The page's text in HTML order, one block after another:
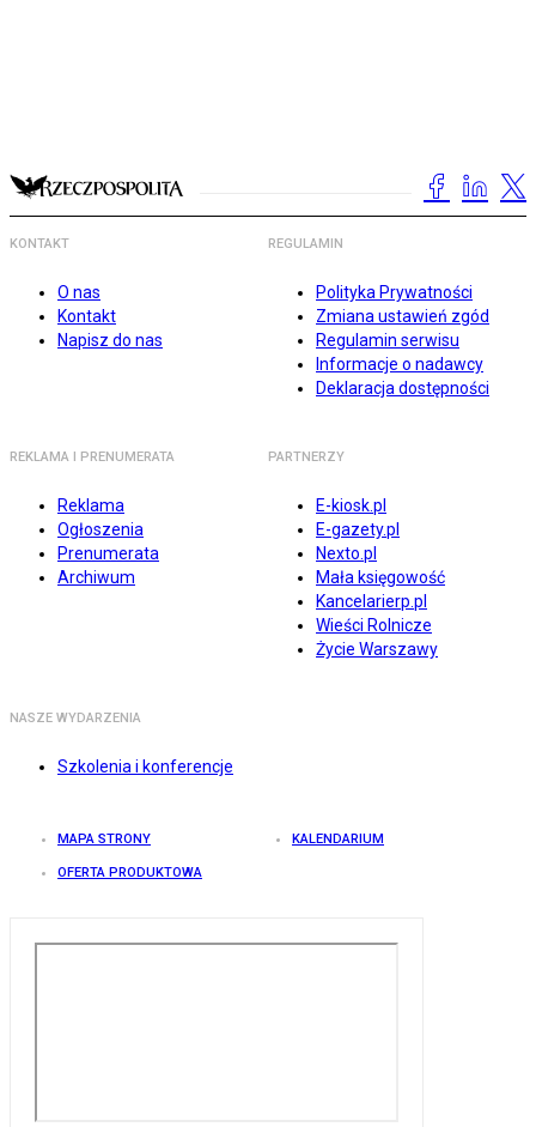
KONTAKT
O nas
Kontakt
Napisz do nas
REGULAMIN
Polityka Prywatności
Zmiana ustawień zgód
Regulamin serwisu
Informacje o nadawcy
Deklaracja dostępności
REKLAMA I PRENUMERATA
Reklama
Ogłoszenia
Prenumerata
Archiwum
PARTNERZY
E-kiosk.pl
E-gazety.pl
Nexto.pl
Mała księgowość
Kancelarierp.pl
Wieści Rolnicze
Życie Warszawy
NASZE WYDARZENIA
Szkolenia i konferencje
MAPA STRONY KALENDARIUM
OFERTA PRODUKTOWA